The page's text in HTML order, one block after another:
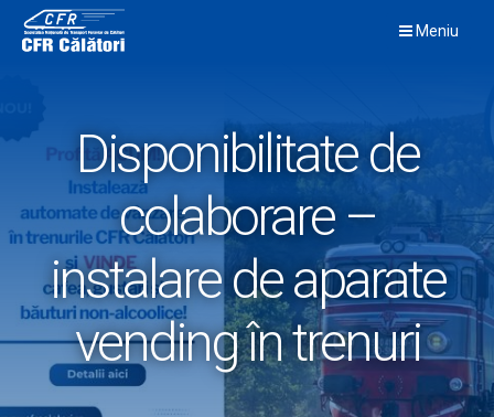
content
Meniu
Disponibilitate de
colaborare –
instalare de aparate
vending în trenuri